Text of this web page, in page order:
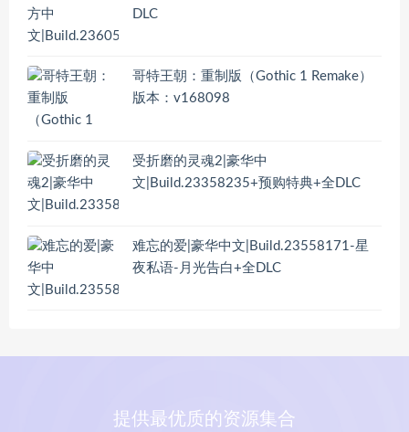
DLC
哥特王朝：重制版（Gothic 1 Remake）
版本：v168098
受折磨的灵魂2|豪华中
文|Build.23358235+预购特典+全DLC
难忘的爱|豪华中文|Build.23558171-星
夜私语-月光告白+全DLC
提供最优质的资源集合